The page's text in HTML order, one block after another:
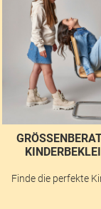
Finde die perfekte